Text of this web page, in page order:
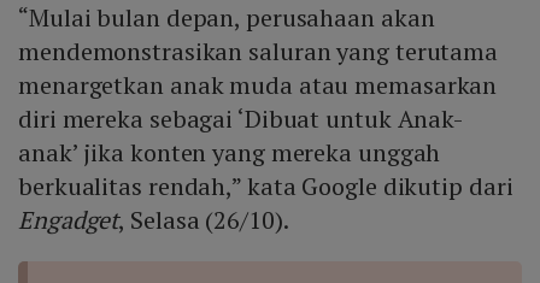
“Mulai bulan depan, perusahaan akan
mendemonstrasikan saluran yang terutama
menargetkan anak muda atau memasarkan
diri mereka sebagai ‘Dibuat untuk Anak-
anak’ jika konten yang mereka unggah
berkualitas rendah,” kata Google dikutip dari
Engadget, Selasa (26/10).